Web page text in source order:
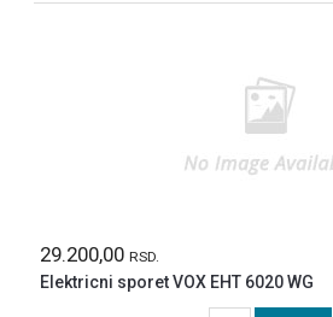
29.200,00 RSD.
Elektricni sporet VOX EHT 6020 WG